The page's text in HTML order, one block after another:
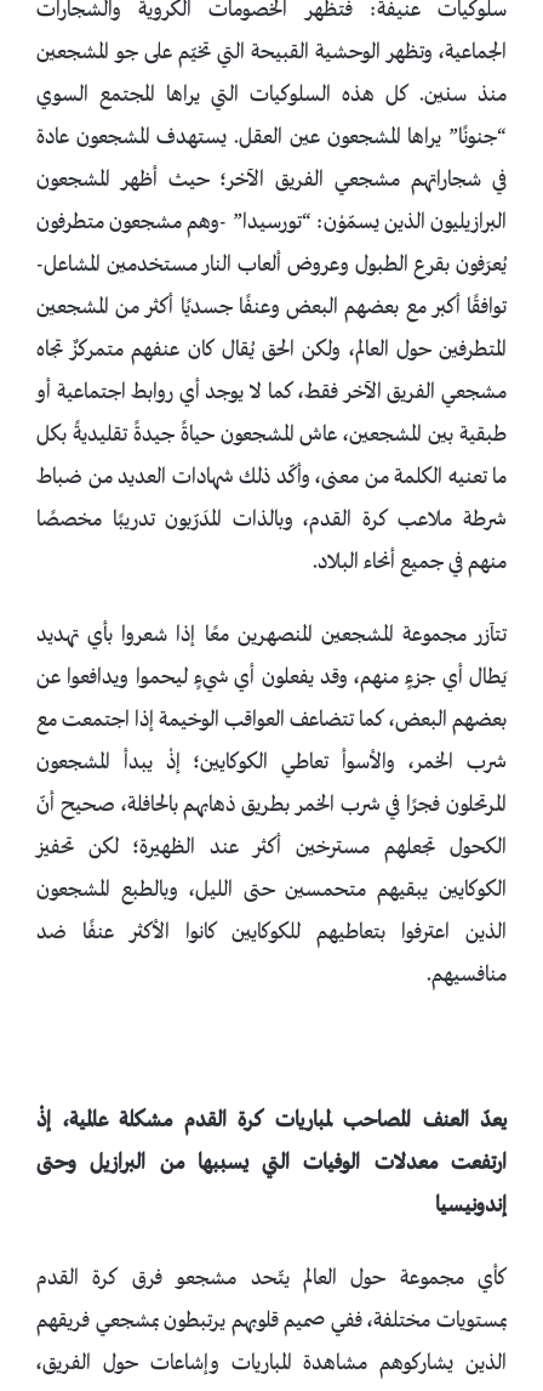
سلوكيات عنيفة: فتظهر الخصومات الكروية والشجارات
الجماعية، وتظهر الوحشية القبيحة التي تخيّم على جو المشجعين
منذ سنين. كل هذه السلوكيات التي يراها المجتمع السوي
“جنونًا” يراها المشجعون عين العقل. يستهدف المشجعون عادة
في شجاراتهم مشجعي الفريق الآخر؛ حيث أظهر المشجعون
البرازيليون الذين يسمّوْن: “تورسيدا” -وهم مشجعون متطرفون
يُعرَفون بقرع الطبول وعروض ألعاب النار مستخدمين المشاعل-
توافقًا أكبر مع بعضهم البعض وعنفًا جسديًا أكثر من المشجعين
المتطرفين حول العالم، ولكن الحق يُقال كان عنفهم متمركزٌ تجاه
مشجعي الفريق الآخر فقط، كما لا يوجد أي روابط اجتماعية أو
طبقية بين المشجعين، عاش المشجعون حياةً جيدةً تقليديةً بكل
ما تعنيه الكلمة من معنى، وأكّد ذلك شهادات العديد من ضباط
شرطة ملاعب كرة القدم، وبالذات المدَرّبون تدريبًا مخصصًا
منهم في جميع أنحاء البلاد.
تتآزر مجموعة المشجعين المنصهرين معًا إذا شعروا بأي تهديد
يَطال أي جزءٍ منهم، وقد يفعلون أي شيءٍ ليحموا ويدافعوا عن
بعضهم البعض، كما تتضاعف العواقب الوخيمة إذا اجتمعت مع
شرب الخمر، والأسوأ تعاطي الكوكايين؛ إذْ يبدأ المشجعون
المرتحلون فجرًا في شرب الخمر بطريق ذهابهم بالحافلة، صحيح أنّ
الكحول تجعلهم مسترخين أكثر عند الظهيرة؛ لكن تحفيز
الكوكايين يبقيهم متحمسين حتى الليل، وبالطبع المشجعون
الذين اعترفوا بتعاطيهم للكوكايين كانوا الأكثر عنفًا ضد
منافسيهم.
يعدّ العنف المصاحب لمباريات كرة القدم مشكلة عالمية، إذْ
ارتفعت معدلات الوفيات التي يسببها من البرازيل وحتى
إندونيسيا
كأي مجموعة حول العالم يتّحد مشجعو فرق كرة القدم
بمستويات مختلفة، ففي صميم قلوبهم يرتبطون بمشجعي فريقهم
الذين يشاركوهم مشاهدة المباريات وإشاعات حول الفريق،